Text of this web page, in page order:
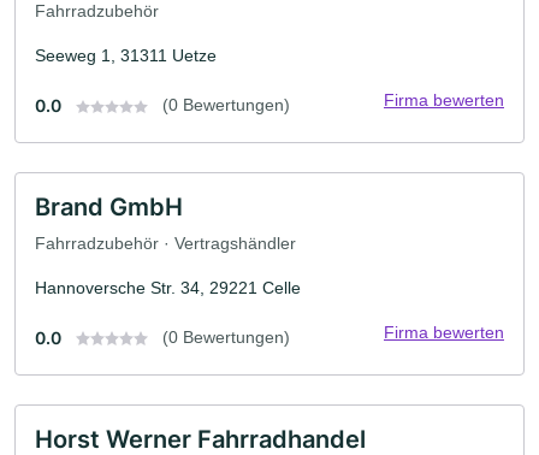
Fahrradzubehör
Seeweg 1, 31311 Uetze
0.0 (0 Bewertungen) Firma bewerten
Brand GmbH
Fahrradzubehör · Vertragshändler
Hannoversche Str. 34, 29221 Celle
0.0 (0 Bewertungen) Firma bewerten
Horst Werner Fahrradhandel